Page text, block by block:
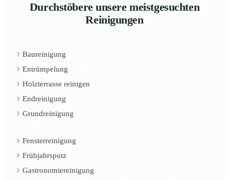
Durchstöbere unsere meistgesuchten
Reinigungen
Baureinigung
Entrümpelung
Holzterrasse reinigen
Endreinigung
Grundreinigung
Fensterreinigung
Frühjahrsputz
Gastronomiereinigung